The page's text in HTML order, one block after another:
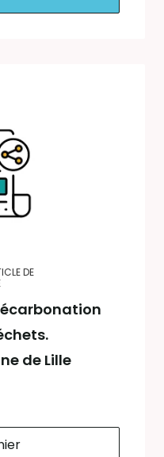
DE
de Lille